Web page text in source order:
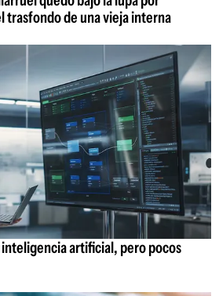
trasfondo de una vieja interna
inteligencia artificial, pero pocos